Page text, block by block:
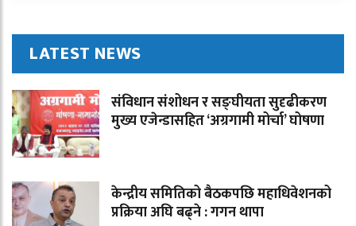
LATEST NEWS
संविधान संशोधन र सङ्घीयता सुदृढीकरण
मुख्य एजेन्डासहित ‘अग्रगामी मोर्चा’ घोषणा
केन्द्रीय समितिको बैठकपछि महाधिवेशनको
प्रक्रिया अघि बढ्ने : गगन थापा